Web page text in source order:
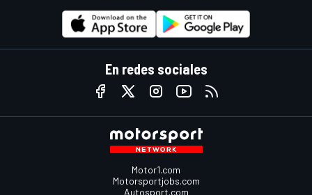
En redes sociales
Motor1.com
Motorsportjobs.com
Autosport.com